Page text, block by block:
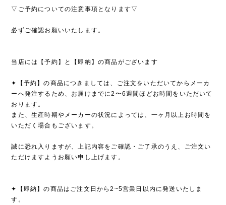
▽ご予約についての注意事項となります▽
必ずご確認お願いいたします。
当店には【予約】と【即納】の商品がございます
✦【予約】の商品につきましては、ご注文をいただいてからメーカ
ーへ発注するため、お届けまでに2〜6週間ほどお時間をいただいて
おります。
また、生産時期やメーカーの状況によっては、一ヶ月以上お時間を
いただく場合もございます。
誠に恐れ入りますが、上記内容をご確認・ご了承のうえ、ご注文い
ただけますようお願い申し上げます。
✦【即納】の商品はご注文日から2~5営業日以内に発送いたしま
す。